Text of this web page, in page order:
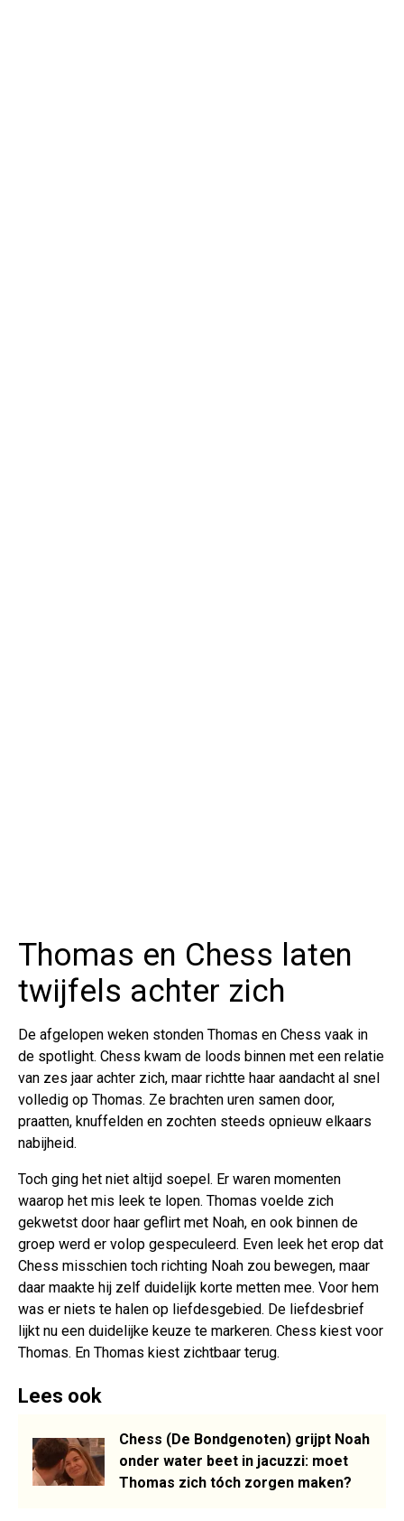
Thomas en Chess laten
twijfels achter zich
De afgelopen weken stonden Thomas en Chess vaak in
de spotlight. Chess kwam de loods binnen met een relatie
van zes jaar achter zich, maar richtte haar aandacht al snel
volledig op Thomas. Ze brachten uren samen door,
praatten, knuffelden en zochten steeds opnieuw elkaars
nabijheid.
Toch ging het niet altijd soepel. Er waren momenten
waarop het mis leek te lopen. Thomas voelde zich
gekwetst door haar geflirt met Noah, en ook binnen de
groep werd er volop gespeculeerd. Even leek het erop dat
Chess misschien toch richting Noah zou bewegen, maar
daar maakte hij zelf duidelijk korte metten mee. Voor hem
was er niets te halen op liefdesgebied. De liefdesbrief
lijkt nu een duidelijke keuze te markeren. Chess kiest voor
Thomas. En Thomas kiest zichtbaar terug.
Lees ook
Chess (De Bondgenoten) grijpt Noah
onder water beet in jacuzzi: moet
Thomas zich tóch zorgen maken?